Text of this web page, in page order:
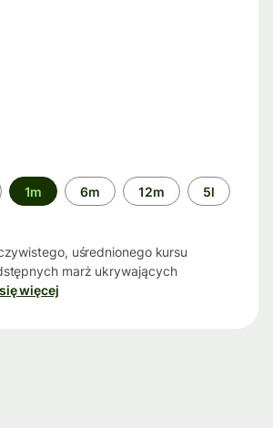
1m 6m 12m 5l
uśrednionego kursu
marż ukrywających
więcej